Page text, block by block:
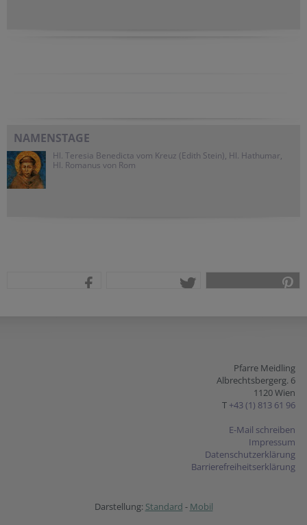
NAMENSTAGE
Hl. Teresia Benedicta vom Kreuz (Edith Stein), Hl. Hathumar,
Hl. Romanus von Rom
Pfarre Meidling
Albrechtsbergerg. 6
1120 Wien
T +43 (1) 813 61 96
E-Mail schreiben
Impressum
Datenschutzerklärung
Barrierefreiheitserklärung
Darstellung: Standard - Mobil